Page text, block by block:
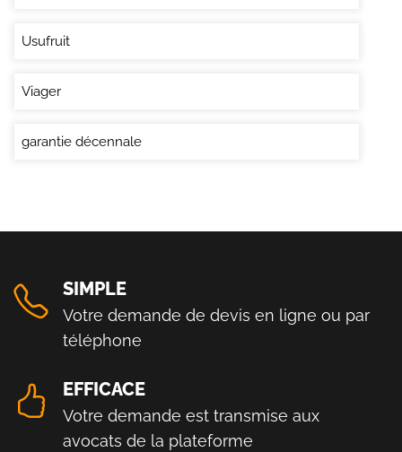
Usufruit
Viager
garantie décennale
SIMPLE
Votre demande de devis en ligne ou par
téléphone
EFFICACE
Votre demande est transmise aux
avocats de la plateforme